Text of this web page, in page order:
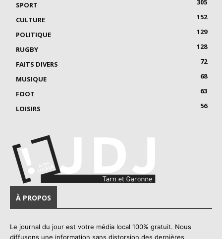
SPORT
305
CULTURE
152
POLITIQUE
129
RUGBY
128
FAITS DIVERS
72
MUSIQUE
68
FOOT
63
LOISIRS
56
À PROPOS
Le journal du jour est votre média local 100% gratuit. Nous
diffusons une information sans distorsion des dernières